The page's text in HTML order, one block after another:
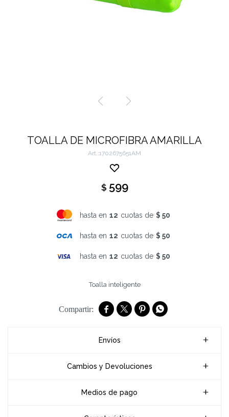
TOALLA DE MICROFIBRA AMARILLA
1702675651AM
$ 599
hasta en 12 cuotas de $ 50
hasta en 12 cuotas de $ 50
hasta en 12 cuotas de $ 50
Toalla inteligente
   
Envíos
Cambios y Devoluciones
Medios de pago